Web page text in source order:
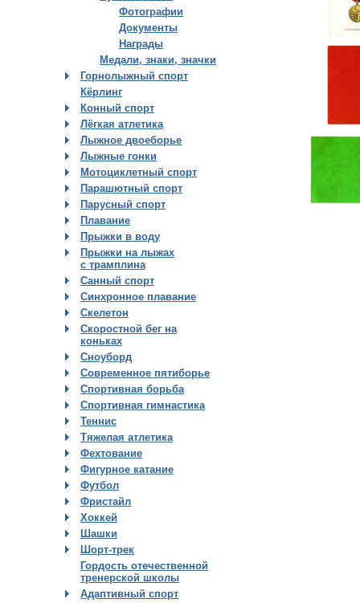
Фотографии
Документы
Награды
Медали, знаки, значки
Горнолыжный спорт
Кёрлинг
Конный спорт
Лёгкая атлетика
Лыжное двоеборье
Лыжные гонки
Мотоциклетный спорт
Парашютный спорт
Парусный спорт
Плавание
Прыжки в воду
Прыжки на лыжах
с трамплина
Санный спорт
Синхронное плавание
Скелетон
Скоростной бег на
коньках
Сноуборд
Современное пятиборье
Спортивная борьба
Спортивная гимнастика
Теннис
Тяжелая атлетика
Фехтование
Фигурное катание
Футбол
Фристайл
Хоккей
Шашки
Шорт-трек
Гордость отечественной
тренерской школы
Адаптивный спорт